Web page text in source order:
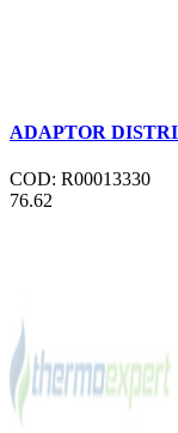
ADAPTOR
COD: R00013330
76.62